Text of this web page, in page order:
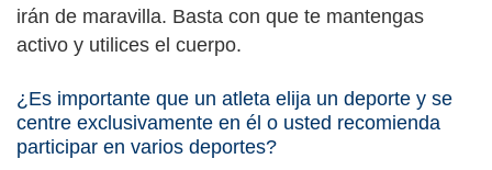
irán de maravilla. Basta con que te mantengas
activo y utilices el cuerpo.
¿Es importante que un atleta elija un deporte y se
centre exclusivamente en él o usted recomienda
participar en varios deportes?